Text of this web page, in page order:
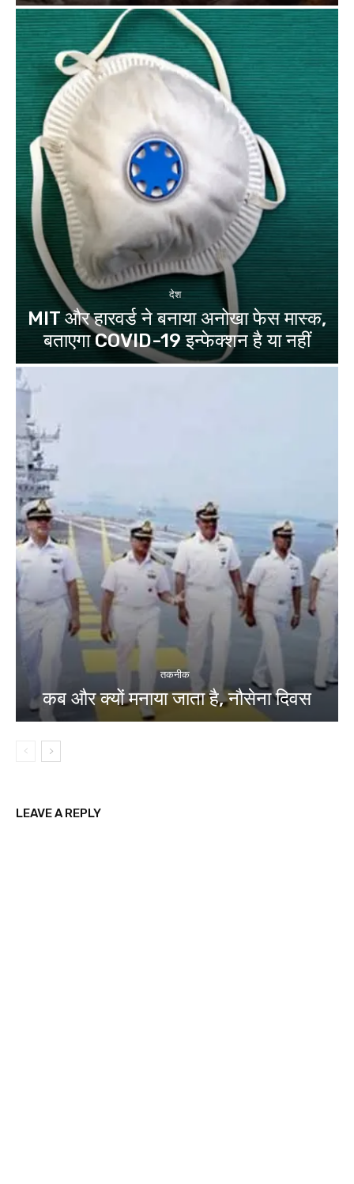
देश
MIT और हारवर्ड ने बनाया अनोखा फेस मास्क,
बताएगा COVID-19 इन्फेक्शन है या नहीं
तकनीक
कब और क्यों मनाया जाता है, नौसेना दिवस
LEAVE A REPLY